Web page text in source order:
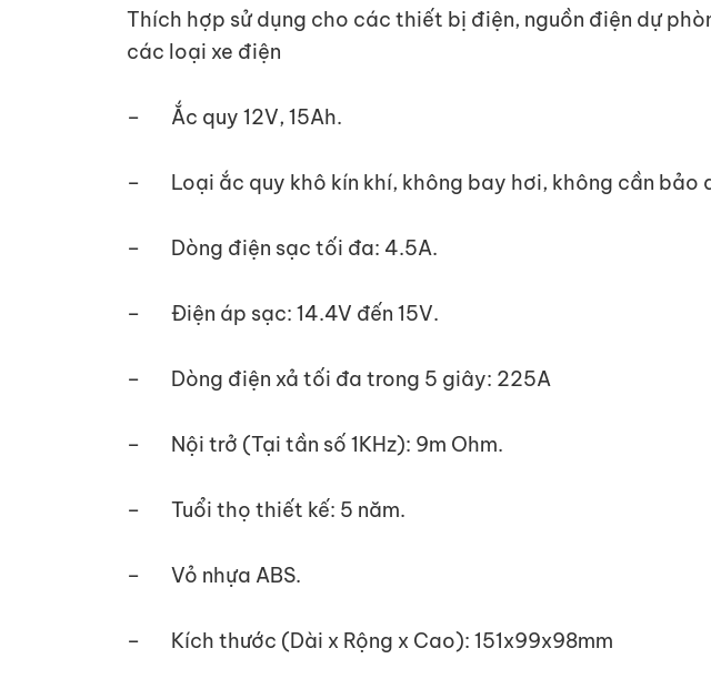
Thích hợp sử dụng cho các thiết bị điện, nguồn điện dự
các loại xe điện
– Ắc quy 12V, 15Ah.
– Loại ắc quy khô kín khí, không bay hơi, không cần bảo
– Dòng điện sạc tối đa: 4.5A.
– Điện áp sạc: 14.4V đến 15V.
– Dòng điện xả tối đa trong 5 giây: 225A
– Nội trở (Tại tần số 1KHz): 9m Ohm.
– Tuổi thọ thiết kế: 5 năm.
– Vỏ nhựa ABS.
– Kích thước (Dài x Rộng x Cao): 151x99x98mm